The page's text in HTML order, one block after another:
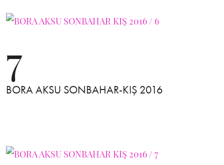
7
BORA AKSU SONBAHAR-KIŞ 2016